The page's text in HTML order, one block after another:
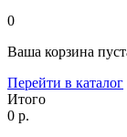
0
Ваша корзина
Перейти в каталог
Итого
0 р.